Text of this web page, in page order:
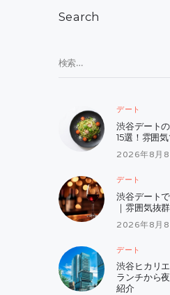
Search
検
索:
デート
渋谷デート
15選！雰囲
2026年8月8
デート
渋谷デート
｜雰囲気抜
2026年8月8
デート
渋谷ヒカリ
ランチから
紹介